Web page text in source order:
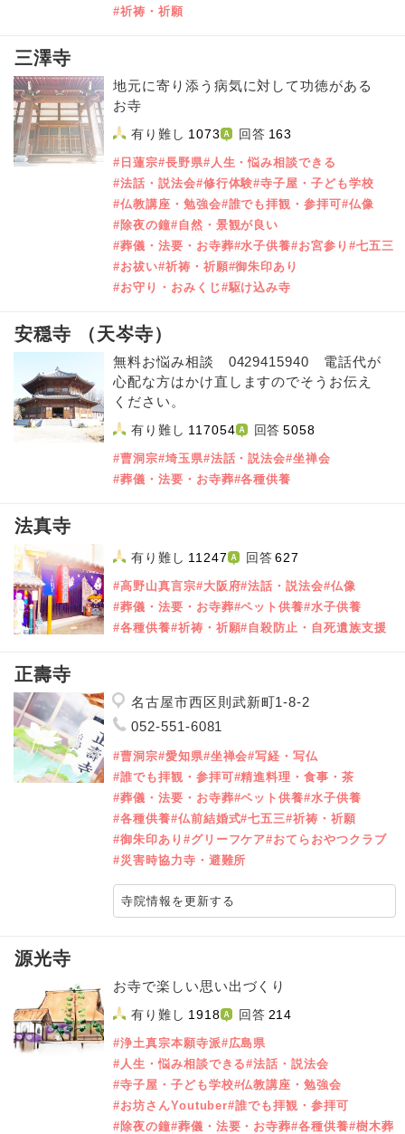
#祈祷・祈願
三澤寺
地元に寄り添う病気に対して功徳がある
お寺
有り難し 1073 回答 163
#日蓮宗#長野県#人生・悩み相談できる
#法話・説法会#修行体験#寺子屋・子ども学校
#仏教講座・勉強会#誰でも拝観・参拝可#仏像
#除夜の鐘#自然・景観が良い
#葬儀・法要・お寺葬#水子供養#お宮参り #七五三
#お祓い#祈祷・祈願#御朱印あり
#お守り・おみくじ#駆け込み寺
安穏寺 （天岑寺）
無料お悩み相談 0429415940 電話代が
心配な方はかけ直しますのでそうお伝え
ください。
有り難し 117054 回答 5058
#曹洞宗#埼玉県#法話・説法会#坐禅会
#葬儀・法要・お寺葬#各種供養
法真寺
有り難し 11247 回答 627
#高野山真言宗#大阪府#法話・説法会#仏像
#葬儀・法要・お寺葬#ペット供養#水子供養
#各種供養#祈祷・祈願#自殺防止・自死遺族支援
正壽寺
名古屋市西区則武新町1-8-2
052-551-6081
#曹洞宗#愛知県#坐禅会#写経・写仏
#誰でも拝観・参拝可#精進料理・食事・茶
#葬儀・法要・お寺葬#ペット供養#水子供養
#各種供養#仏前結婚式#七五三#祈祷・祈願
#御朱印あり #グリーフケア#おてらおやつクラブ
#災害時協力寺・避難所
寺院情報を更新する
源光寺
お寺で楽しい思い出づくり
有り難し 1918 回答 214
#浄土真宗本願寺派#広島県
#人生・悩み相談できる#法話・説法会
#寺子屋・子ども学校#仏教講座・勉強会
#お坊さんYoutuber#誰でも拝観・参拝可
#除夜の鐘#葬儀・法要・お寺葬#各種供養#樹木葬